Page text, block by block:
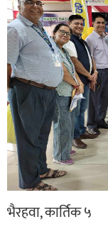
भैरहवा, कार्तिक ५